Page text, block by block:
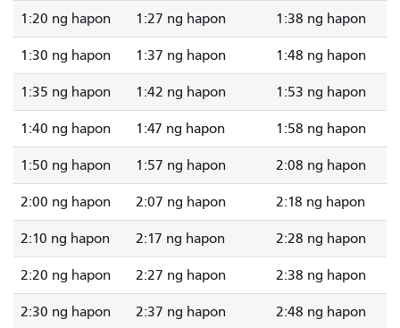
1:20 ng hapon 1:27 ng hapon 1:38 ng hapon
1:30 ng hapon 1:37 ng hapon 1:48 ng hapon
1:35 ng hapon 1:42 ng hapon 1:53 ng hapon
1:40 ng hapon 1:47 ng hapon 1:58 ng hapon
1:50 ng hapon 1:57 ng hapon 2:08 ng hapon
2:00 ng hapon 2:07 ng hapon 2:18 ng hapon
2:10 ng hapon 2:17 ng hapon 2:28 ng hapon
2:20 ng hapon 2:27 ng hapon 2:38 ng hapon
2:30 ng hapon 2:37 ng hapon 2:48 ng hapon